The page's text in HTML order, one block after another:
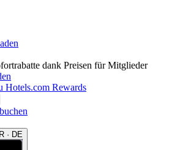
dank Preisen für Mitglieder
Hotels.com Rewards
· DE